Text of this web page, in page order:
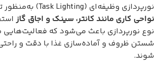
نورپردازی وظیفه‌ای (Task Lighting) به‌منظور تأمین
نواحی کاری مانند کانتر، سینک و اجاق گاز
نوع نورپردازی باعث می‌شود که فعالیت‌هایی
شستن ظروف و آماده‌سازی غذا با دقت و
شوند.